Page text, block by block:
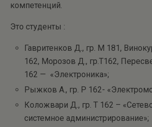
компетенций.
Это студенты :
Гавритенков Д., гр. М 181,
162, Морозов Д., гр.Т162,
162 — «Электроника»;
Рыжков А., гр. Р 162-
Коложвари Д., гр. Т 162 –
системное администрирование»;